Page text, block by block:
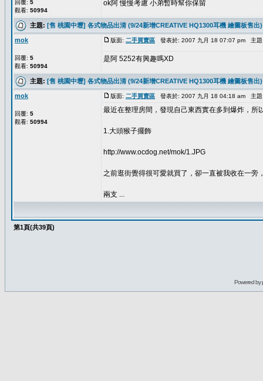
回覆: 5
觀看: 50994
ok阿 慢慢考慮 小弟暫時幫你保留
主題: [售 桃園中壢] 各式物品出清 (9/24新增CREATIVE HQ1300耳機 繪圖板售出)
mok
回覆: 5
觀看: 50994
版面: 二手買賣區 發表於: 2007 九月 18 07:07 pm 主
是阿 5252有興趣嗎XD
主題: [售 桃園中壢] 各式物品出清 (9/24新增CREATIVE HQ1300耳機 繪圖板售出)
mok
回覆: 5
觀看: 50994
版面: 二手買賣區 發表於: 2007 九月 18 04:18 am 主
最近在整理房間，發現自己東西實在多到爆炸，所
1.大頭猴子擺飾
http://www.ocdog.net/mok/1.JPG
之前逛街覺得很可愛就買了，卻一直被我收在一旁
兩支 ...
第1頁(共39頁)
Powered by